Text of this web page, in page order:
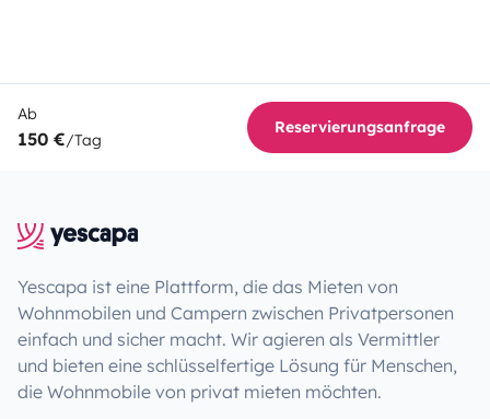
Ab
150 €/Tag
Reservierungsanfrage
Yescapa ist eine Plattform, die das Mieten von
Wohnmobilen und Campern zwischen Privatpersonen
einfach und sicher macht. Wir agieren als Vermittler
und bieten eine schlüsselfertige Lösung für Menschen,
die Wohnmobile von privat mieten möchten.